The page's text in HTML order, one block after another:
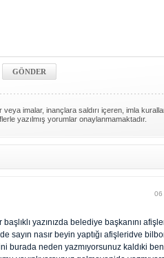
imalar, inançlara saldırı içeren, imla
yazılmış yorumlar onaylanmamaktadır.
06
yazınızda belediye başkanını
sayın nasır beyin yaptığı afişleridve
burada neden yazmıyorsunuz kaldıki